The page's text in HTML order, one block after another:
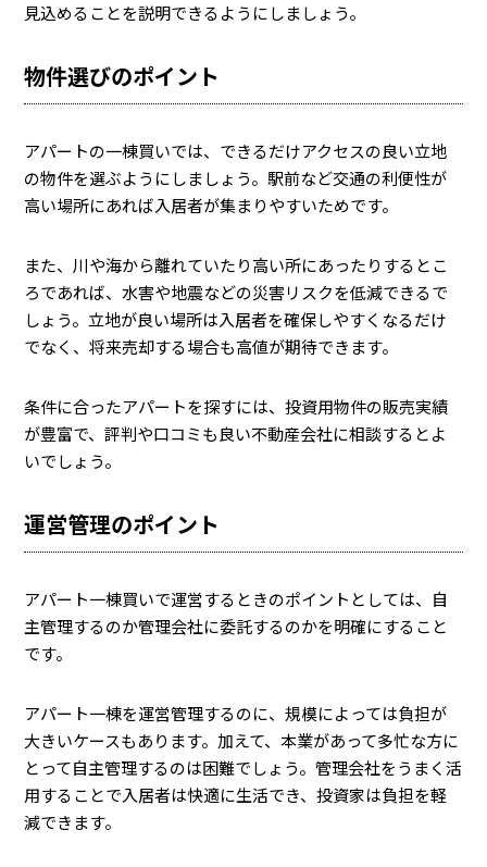
見込めることを説明できるようにしましょう。
物件選びのポイント
アパートの一棟買いでは、できるだけアクセスの良い立地
の物件を選ぶようにしましょう。駅前など交通の利便性が
高い場所にあれば入居者が集まりやすいためです。
また、川や海から離れていたり高い所にあったりするとこ
ろであれば、水害や地震などの災害リスクを低減できるで
しょう。立地が良い場所は入居者を確保しやすくなるだけ
でなく、将来売却する場合も高値が期待できます。
条件に合ったアパートを探すには、投資用物件の販売実績
が豊富で、評判や口コミも良い不動産会社に相談するとよ
いでしょう。
運営管理のポイント
アパート一棟買いで運営するときのポイントとしては、自
主管理するのか管理会社に委託するのかを明確にすること
です。
アパート一棟を運営管理するのに、規模によっては負担が
大きいケースもあります。加えて、本業があって多忙な方に
とって自主管理するのは困難でしょう。管理会社をうまく活
用することで入居者は快適に生活でき、投資家は負担を軽
減できます。